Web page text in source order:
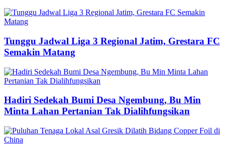
Tunggu Jadwal Liga 3 Regional Jatim, Grestara FC
Semakin Matang
Hadiri Sedekah Bumi Desa Ngembung, Bu Min
Minta Lahan Pertanian Tak Dialihfungsikan